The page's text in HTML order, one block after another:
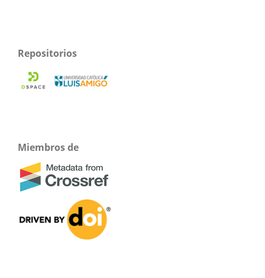
Repositorios
Miembros de